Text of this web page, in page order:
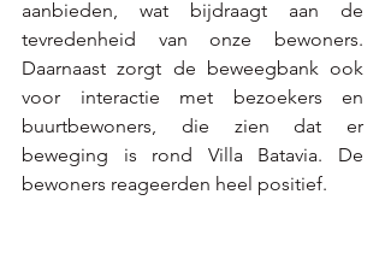
aanbieden, wat bijdraagt aan de
tevredenheid van onze bewoners.
Daarnaast zorgt de beweegbank ook
voor interactie met bezoekers en
buurtbewoners, die zien dat er
beweging is rond Villa Batavia. De
bewoners reageerden heel positief.